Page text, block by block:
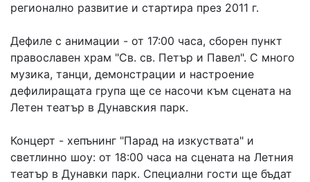
регионално развитие и стартира през 2011 г.
Дефиле с анимации - от 17:00 часа, сборен пункт
православен храм "Св. св. Петър и Павел". С много
музика, танци, демонстрации и настроение
дефилиращата група ще се насочи към сцената на
Летен театър в Дунавския парк.
Концерт - хепънинг "Парад на изкуствата" и
светлинно шоу: от 18:00 часа на сцената на Летния
театър в Дунавки парк. Специални гости ще бъдат